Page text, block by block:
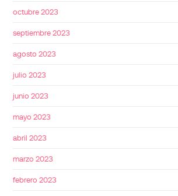
octubre 2023
septiembre 2023
agosto 2023
julio 2023
junio 2023
mayo 2023
abril 2023
marzo 2023
febrero 2023